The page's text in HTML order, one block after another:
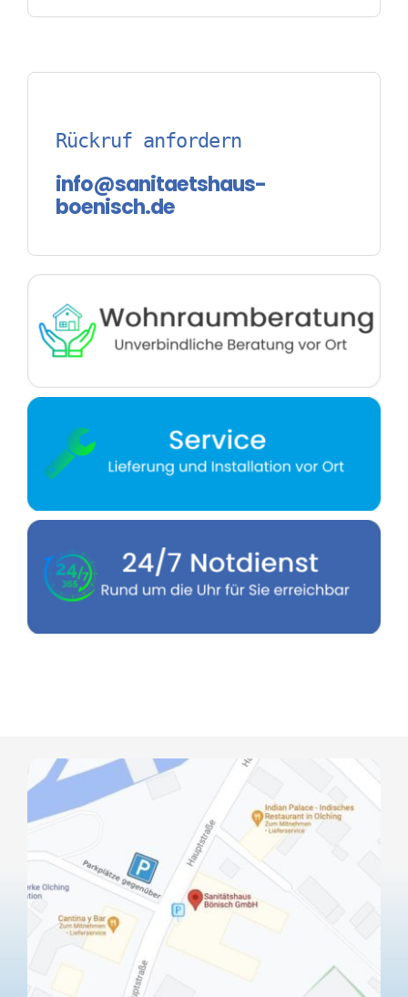
Rückruf anfordern
info@sanitaetshaus-
boenisch.de